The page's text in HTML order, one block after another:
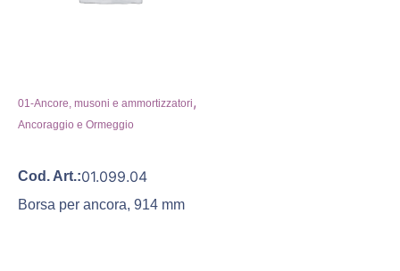
01-Ancore, musoni e ammortizzatori,
Ancoraggio e Ormeggio
Cod. Art.:01.099.04
Borsa per ancora, 914 mm